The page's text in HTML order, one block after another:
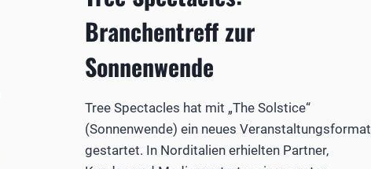
Branchentreff zur
Sonnenwende
Tree Spectacles hat mit „The Solstice“
(Sonnenwende) ein neues Veranstaltungsformat
gestartet. In Norditalien erhielten Partner,